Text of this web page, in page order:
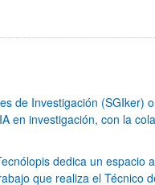
de Investigación (SGIker)
en investigación, con la
dedica un espacio
que realiza el Técnico